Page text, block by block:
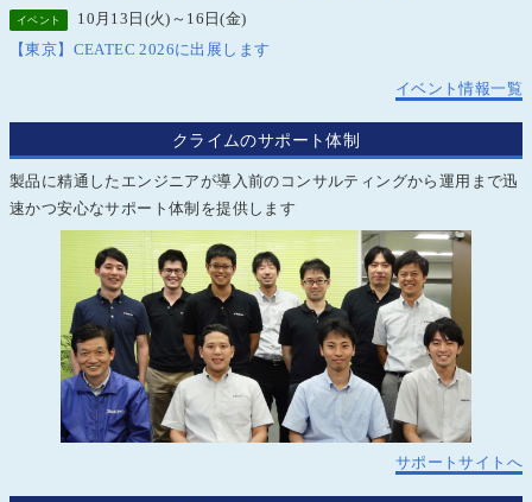
イベント
10月13日(火)～16日(金)
【東京】CEATEC 2026に出展します
イベント情報一覧
クライムのサポート体制
製品に精通したエンジニアが導入前のコンサルティングから運用まで迅
速かつ安心なサポート体制を提供します
サポートサイトへ